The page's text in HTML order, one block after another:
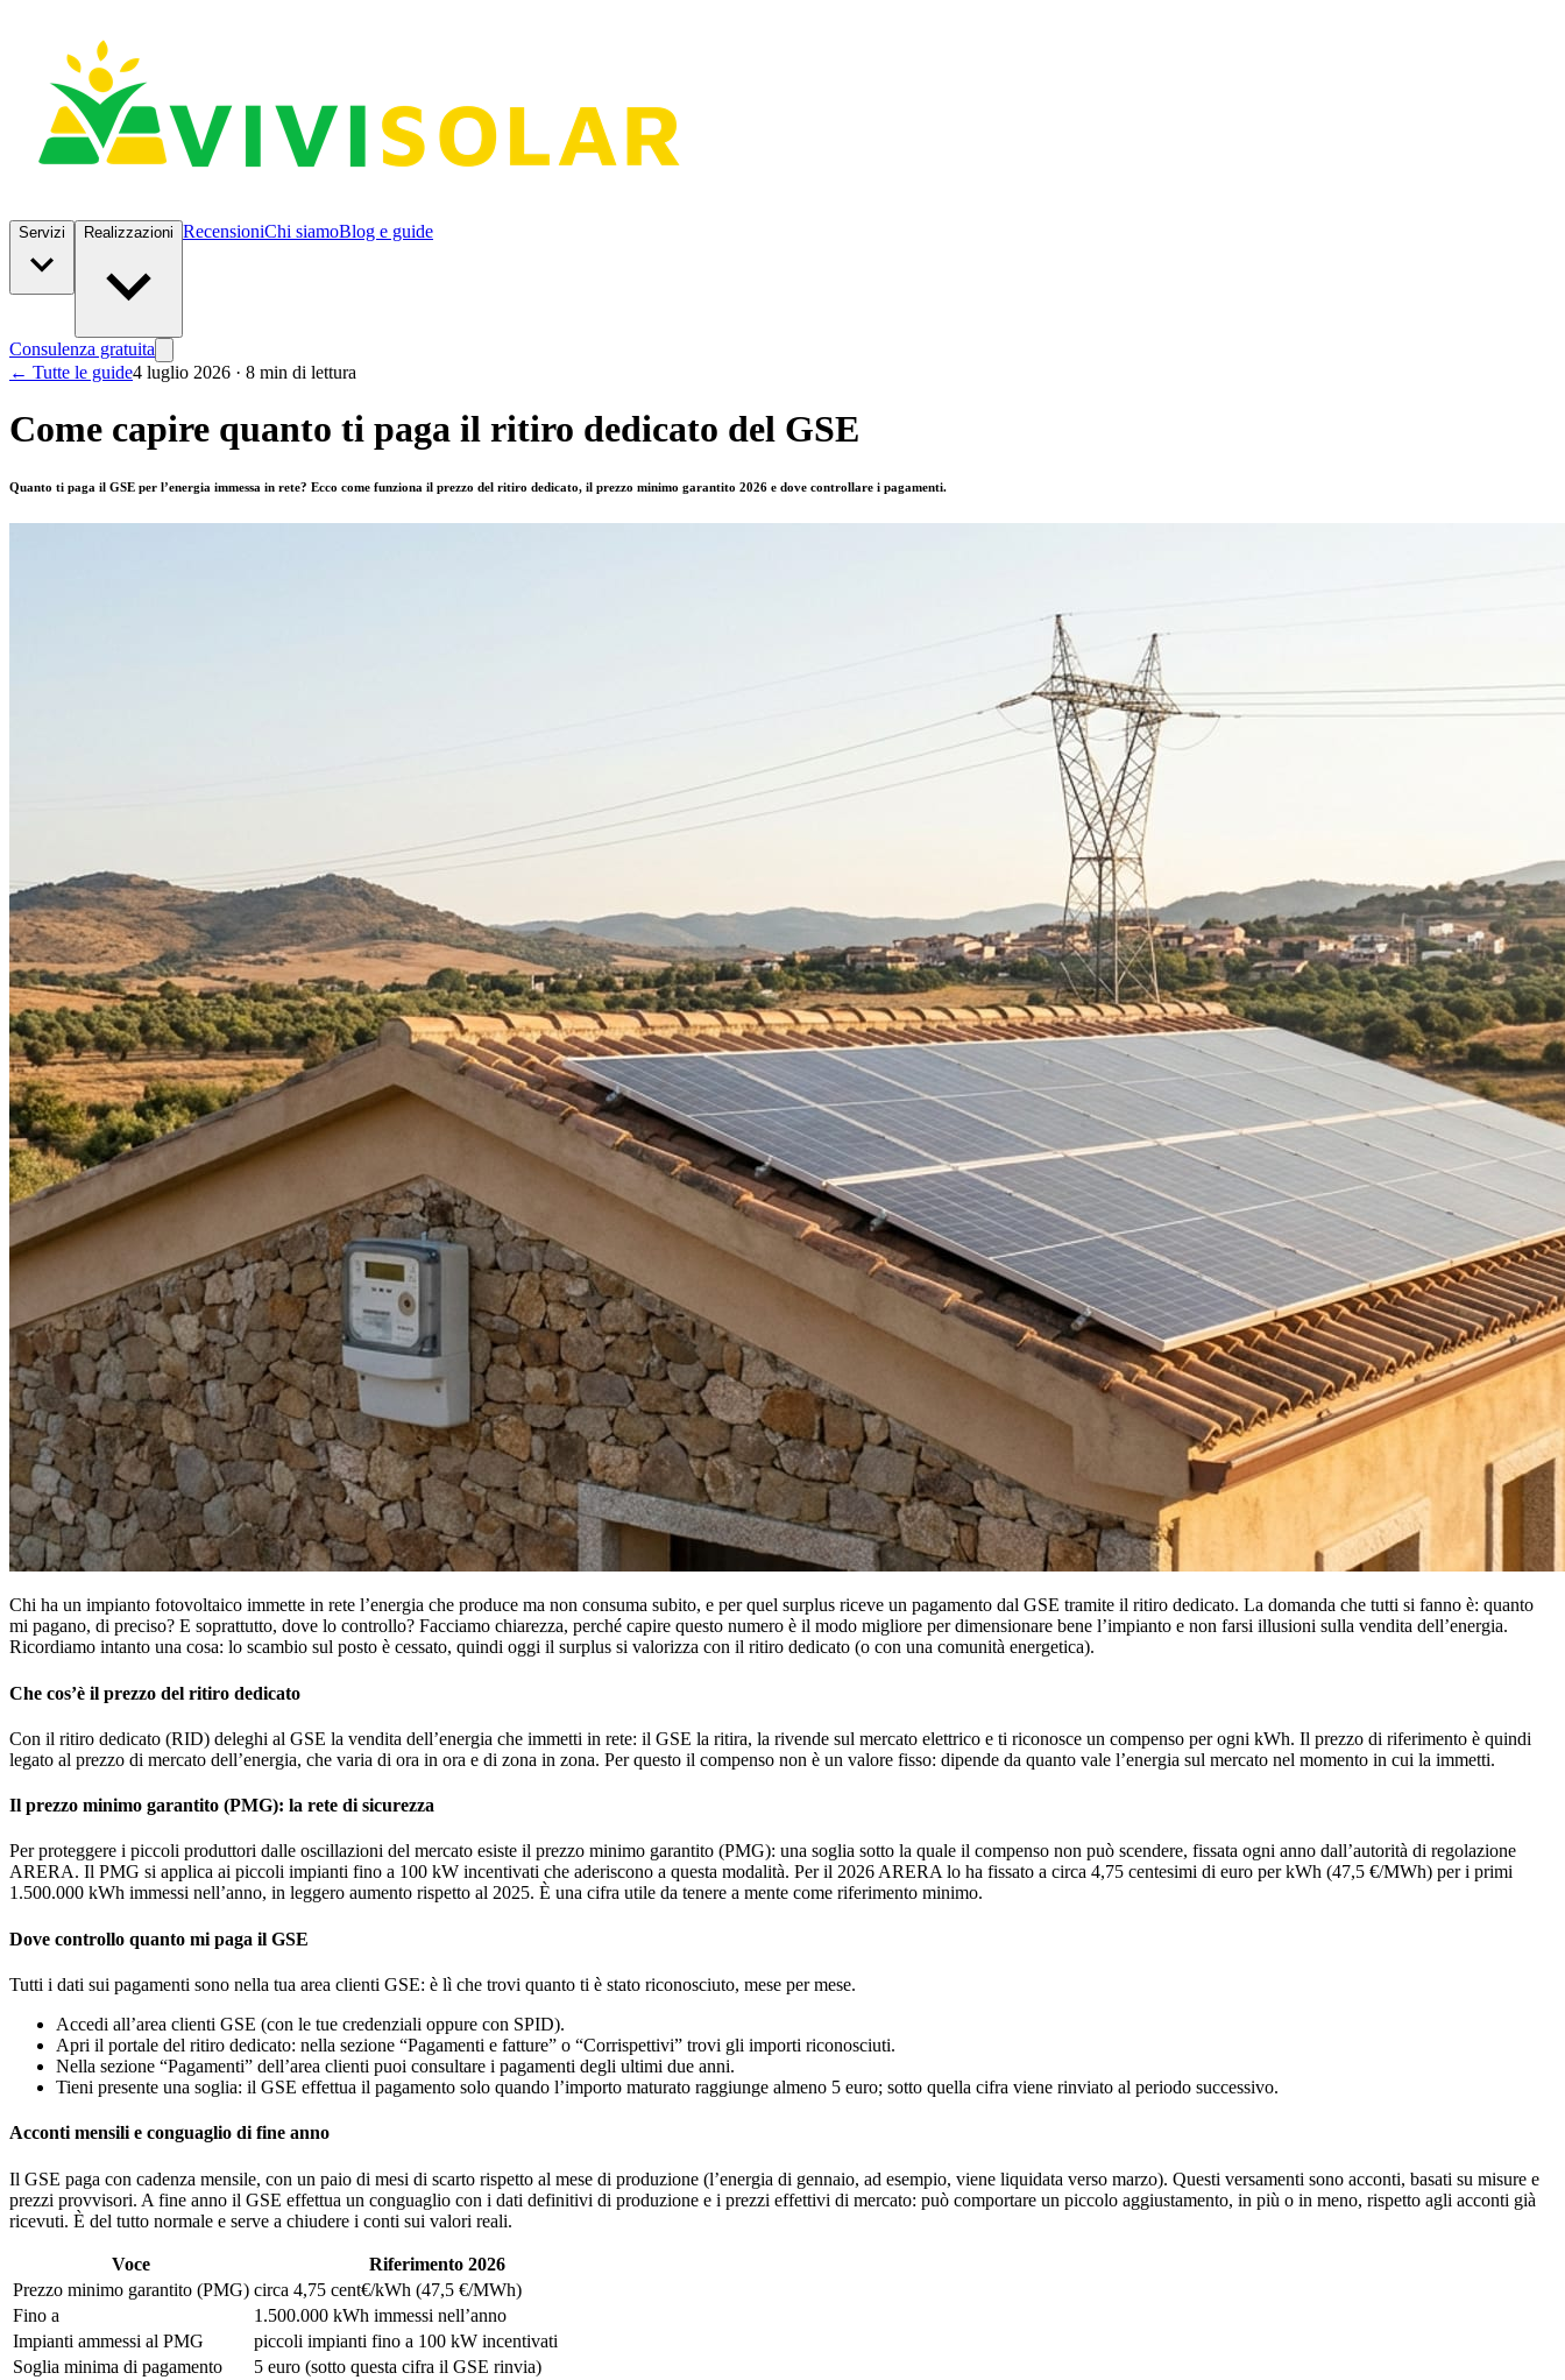
Servizi Realizzazioni RecensioniChi siamoBlog e guide
Consulenza gratuita
← Tutte le guide4 luglio 2026 · 8 min di lettura
Come capire quanto ti paga il ritiro dedicato del GSE
Quanto ti paga il GSE per l’energia immessa in rete? Ecco come funziona il prezzo del ritiro dedicato, il prezzo minimo garantito 2026 e dove controllare i pagamenti.
Chi ha un impianto fotovoltaico immette in rete l’energia che produce ma non consuma subito, e per quel surplus riceve un pagamento dal GSE tramite il ritiro dedicato. La domanda che tutti si fanno è: quanto
mi pagano, di preciso? E soprattutto, dove lo controllo? Facciamo chiarezza, perché capire questo numero è il modo migliore per dimensionare bene l’impianto e non farsi illusioni sulla vendita dell’energia.
Ricordiamo intanto una cosa: lo scambio sul posto è cessato, quindi oggi il surplus si valorizza con il ritiro dedicato (o con una comunità energetica).
Che cos’è il prezzo del ritiro dedicato
Con il ritiro dedicato (RID) deleghi al GSE la vendita dell’energia che immetti in rete: il GSE la ritira, la rivende sul mercato elettrico e ti riconosce un compenso per ogni kWh. Il prezzo di riferimento è quindi
legato al prezzo di mercato dell’energia, che varia di ora in ora e di zona in zona. Per questo il compenso non è un valore fisso: dipende da quanto vale l’energia sul mercato nel momento in cui la immetti.
Il prezzo minimo garantito (PMG): la rete di sicurezza
Per proteggere i piccoli produttori dalle oscillazioni del mercato esiste il prezzo minimo garantito (PMG): una soglia sotto la quale il compenso non può scendere, fissata ogni anno dall’autorità di regolazione
ARERA. Il PMG si applica ai piccoli impianti fino a 100 kW incentivati che aderiscono a questa modalità. Per il 2026 ARERA lo ha fissato a circa 4,75 centesimi di euro per kWh (47,5 €/MWh) per i primi
1.500.000 kWh immessi nell’anno, in leggero aumento rispetto al 2025. È una cifra utile da tenere a mente come riferimento minimo.
Dove controllo quanto mi paga il GSE
Tutti i dati sui pagamenti sono nella tua area clienti GSE: è lì che trovi quanto ti è stato riconosciuto, mese per mese.
Accedi all’area clienti GSE (con le tue credenziali oppure con SPID).
Apri il portale del ritiro dedicato: nella sezione “Pagamenti e fatture” o “Corrispettivi” trovi gli importi riconosciuti.
Nella sezione “Pagamenti” dell’area clienti puoi consultare i pagamenti degli ultimi due anni.
Tieni presente una soglia: il GSE effettua il pagamento solo quando l’importo maturato raggiunge almeno 5 euro; sotto quella cifra viene rinviato al periodo successivo.
Acconti mensili e conguaglio di fine anno
Il GSE paga con cadenza mensile, con un paio di mesi di scarto rispetto al mese di produzione (l’energia di gennaio, ad esempio, viene liquidata verso marzo). Questi versamenti sono acconti, basati su misure e
prezzi provvisori. A fine anno il GSE effettua un conguaglio con i dati definitivi di produzione e i prezzi effettivi di mercato: può comportare un piccolo aggiustamento, in più o in meno, rispetto agli acconti già
ricevuti. È del tutto normale e serve a chiudere i conti sui valori reali.
Voce
Riferimento 2026
Prezzo minimo garantito (PMG) circa 4,75 cent€/kWh (47,5 €/MWh)
Fino a
1.500.000 kWh immessi nell’anno
Impianti ammessi al PMG
piccoli impianti fino a 100 kW incentivati
Soglia minima di pagamento
5 euro (sotto questa cifra il GSE rinvia)